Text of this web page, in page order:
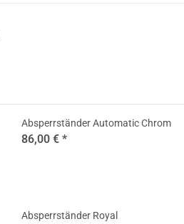
Absperrständer Automatic Chrom
86,00 € *
Absperrständer Royal